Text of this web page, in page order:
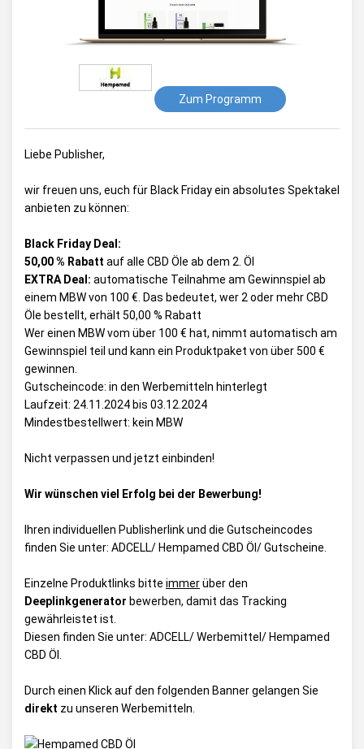
Zum Programm
Liebe Publisher,
wir freuen uns, euch für Black Friday ein absolutes Spektakel
anbieten zu können:
Black Friday Deal:
50,00 % Rabatt auf alle CBD Öle ab dem 2. Öl
EXTRA Deal: automatische Teilnahme am Gewinnspiel ab
einem MBW von 100 €. Das bedeutet, wer 2 oder mehr CBD
Öle bestellt, erhält 50,00 % Rabatt
Wer einen MBW vom über 100 € hat, nimmt automatisch am
Gewinnspiel teil und kann ein Produktpaket von über 500 €
gewinnen.
Gutscheincode: in den Werbemitteln hinterlegt
Laufzeit: 24.11.2024 bis 03.12.2024
Mindestbestellwert: kein MBW
Nicht verpassen und jetzt einbinden!
Wir wünschen viel Erfolg bei der Bewerbung!
Ihren individuellen Publisherlink und die Gutscheincodes
finden Sie unter: ADCELL/ Hempamed CBD Öl/ Gutscheine
Einzelne Produktlinks bitte immerüber den
Deeplinkgenerator bewerben, damit das Tracking
gewährleistet ist.
Diesen finden Sie unter: ADCELL/ Werbemittel/ Hempamed
CBD Öl
Durch einen Klick auf den folgenden Banner gelangen Sie
direkt zu unseren Werbemitteln.